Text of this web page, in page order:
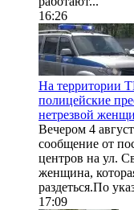
16:26
На территории
полицейские
нетрезвой
Вечером 4
сообщение от
центров на ул.
женщина,
раздеться.По
17:09